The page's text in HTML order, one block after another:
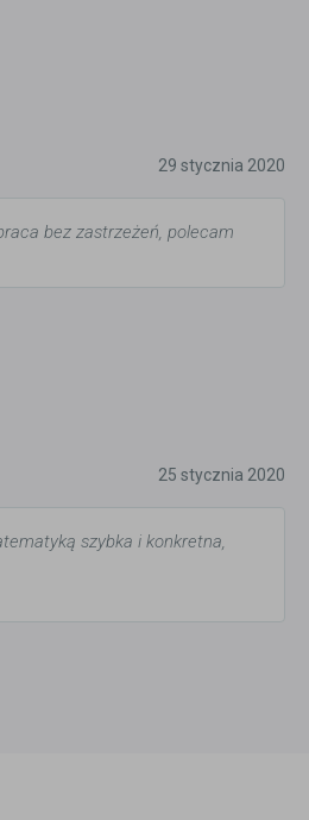
29 stycznia 2020
bez zastrzeżeń, polecam
25 stycznia 2020
szybka i konkretna,